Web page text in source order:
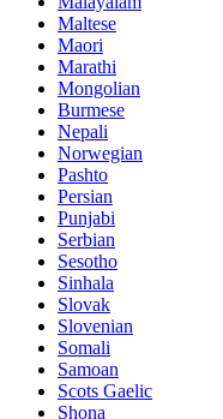
Maltese
Maori
Marathi
Mongolian
Burmese
Nepali
Norwegian
Pashto
Persian
Punjabi
Serbian
Sesotho
Sinhala
Slovak
Slovenian
Somali
Samoan
Scots Gaelic
Shona